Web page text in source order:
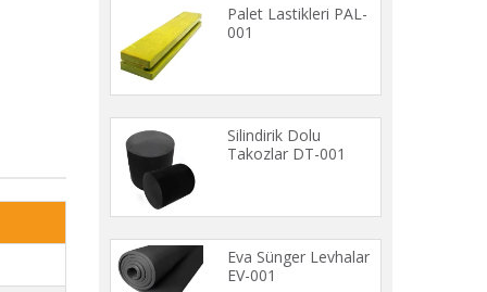
Palet Lastikleri PAL-
001
Silindirik Dolu
Takozlar DT-001
Eva Sünger Levhalar
EV-001